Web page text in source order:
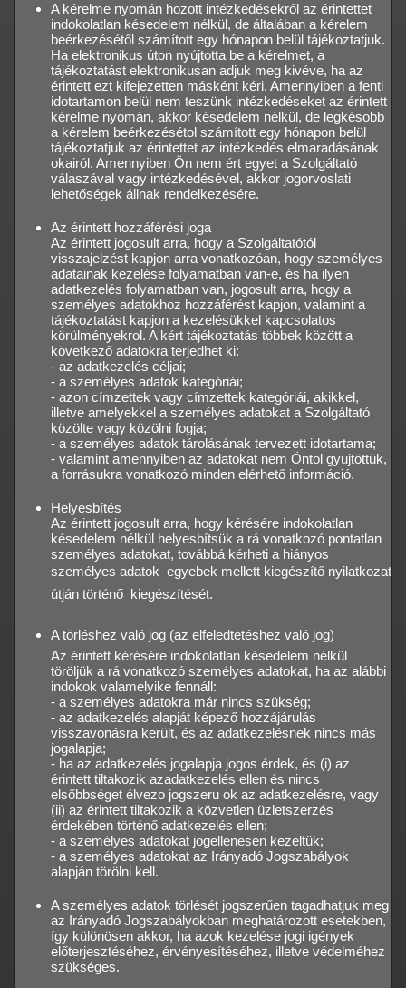
A kérelme nyomán hozott intézkedésekről az érintettet
indokolatlan késedelem nélkül, de általában a kérelem
beérkezésétől számított egy hónapon belül tájékoztatjuk.
Ha elektronikus úton nyújtotta be a kérelmet, a
tájékoztatást elektronikusan adjuk meg kivéve, ha az
érintett ezt kifejezetten másként kéri. Amennyiben a fenti
idotartamon belül nem teszünk intézkedéseket az érintett
kérelme nyomán, akkor késedelem nélkül, de legkésobb
a kérelem beérkezésétol számított egy hónapon belül
tájékoztatjuk az érintettet az intézkedés elmaradásának
okairól. Amennyiben Ön nem ért egyet a Szolgáltató
válaszával vagy intézkedésével, akkor jogorvoslati
lehetőségek állnak rendelkezésére.
Az érintett hozzáférési joga
Az érintett jogosult arra, hogy a Szolgáltatótól
visszajelzést kapjon arra vonatkozóan, hogy személyes
adatainak kezelése folyamatban van-e, és ha ilyen
adatkezelés folyamatban van, jogosult arra, hogy a
személyes adatokhoz hozzáférést kapjon, valamint a
tájékoztatást kapjon a kezelésükkel kapcsolatos
körülményekrol. A kért tájékoztatás többek között a
következő adatokra terjedhet ki:
- az adatkezelés céljai;
- a személyes adatok kategóriái;
- azon címzettek vagy címzettek kategóriái, akikkel,
illetve amelyekkel a személyes adatokat a Szolgáltató
közölte vagy közölni fogja;
- a személyes adatok tárolásának tervezett idotartama;
- valamint amennyiben az adatokat nem Öntol gyujtöttük,
a forrásukra vonatkozó minden elérhető információ.
Helyesbítés
Az érintett jogosult arra, hogy kérésére indokolatlan
késedelem nélkül helyesbítsük a rá vonatkozó pontatlan
személyes adatokat, továbbá kérheti a hiányos
személyes adatok  egyebek mellett kiegészítő nyilatkozat
útján történő  kiegészítését.
A törléshez való jog (az elfeledtetéshez való jog)
Az érintett kérésére indokolatlan késedelem nélkül
töröljük a rá vonatkozó személyes adatokat, ha az alábbi
indokok valamelyike fennáll:
- a személyes adatokra már nincs szükség;
- az adatkezelés alapját képező hozzájárulás
visszavonásra került, és az adatkezelésnek nincs más
jogalapja;
- ha az adatkezelés jogalapja jogos érdek, és (i) az
érintett tiltakozik azadatkezelés ellen és nincs
elsőbbséget élvezo jogszeru ok az adatkezelésre, vagy
(ii) az érintett tiltakozik a közvetlen üzletszerzés
érdekében történő adatkezelés ellen;
- a személyes adatokat jogellenesen kezeltük;
- a személyes adatokat az Irányadó Jogszabályok
alapján törölni kell.
A személyes adatok törlését jogszerűen tagadhatjuk meg
az Irányadó Jogszabályokban meghatározott esetekben,
így különösen akkor, ha azok kezelése jogi igények
előterjesztéséhez, érvényesítéséhez, illetve védelméhez
szükséges.